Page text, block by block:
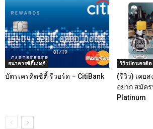
ธนาคารซิตี้แบงก์
บัตรเครดิตซิตี้ รีวอร์ด – CitiBank
รีวิวบัตรเครดิต
(รีวิว) เคย
อยาก สมัค
Platinum